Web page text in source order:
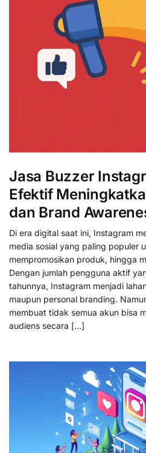
Jasa Buzzer
Efektif
dan Brand
Di era digital saat ini, Instagram
media sosial yang paling populer
mempromosikan produk, hingga
Dengan jumlah pengguna aktif
tahunnya, Instagram menjadi
maupun personal branding.
membuat tidak semua akun bisa
audiens secara […]